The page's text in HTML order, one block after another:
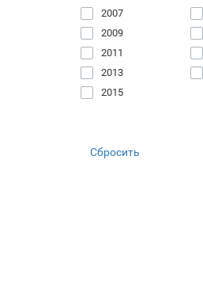
2007
2009
2011
2013
2015
Сбросить